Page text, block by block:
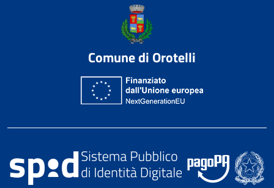
Comune di Orotelli